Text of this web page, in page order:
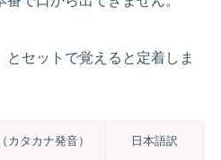
セットで覚えると定着しま
カタカナ発音） 日本語訳